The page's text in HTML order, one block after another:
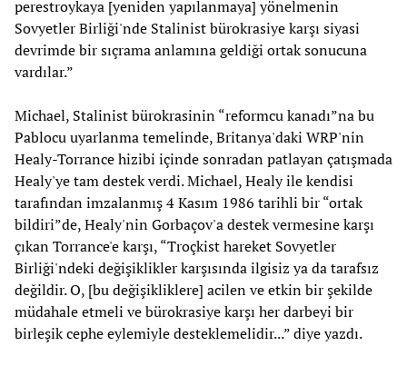
perestroykaya [yeniden yapılanmaya] yönelmenin
Sovyetler Birliği'nde Stalinist bürokrasiye karşı siyasi
devrimde bir sıçrama anlamına geldiği ortak sonucuna
vardılar.”
Michael, Stalinist bürokrasinin “reformcu kanadı”na bu
Pablocu uyarlanma temelinde, Britanya'daki WRP'nin
Healy-Torrance hizibi içinde sonradan patlayan çatışmada
Healy'ye tam destek verdi. Michael, Healy ile kendisi
tarafından imzalanmış 4 Kasım 1986 tarihli bir “ortak
bildiri”de, Healy'nin Gorbaçov'a destek vermesine karşı
çıkan Torrance'e karşı, “Troçkist hareket Sovyetler
Birliği'ndeki değişiklikler karşısında ilgisiz ya da tarafsız
değildir. O, [bu değişikliklere] acilen ve etkin bir şekilde
müdahale etmeli ve bürokrasiye karşı her darbeyi bir
birleşik cephe eylemiyle desteklemelidir...” diye yazdı.